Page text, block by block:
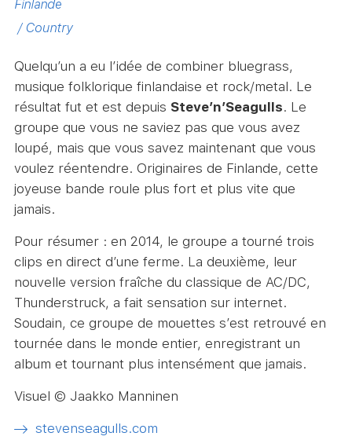
Finlande
/ Country
Quelqu’un a eu l’idée de combiner bluegrass,
musique folklorique finlandaise et rock/metal. Le
résultat fut et est depuis Steve’n’Seagulls. Le
groupe que vous ne saviez pas que vous avez
loupé, mais que vous savez maintenant que vous
voulez réentendre. Originaires de Finlande, cette
joyeuse bande roule plus fort et plus vite que
jamais.
Pour résumer : en 2014, le groupe a tourné trois
clips en direct d’une ferme. La deuxième, leur
nouvelle version fraîche du classique de AC/DC,
Thunderstruck, a fait sensation sur internet.
Soudain, ce groupe de mouettes s’est retrouvé en
tournée dans le monde entier, enregistrant un
album et tournant plus intensément que jamais.
Visuel © Jaakko Manninen
stevenseagulls.com